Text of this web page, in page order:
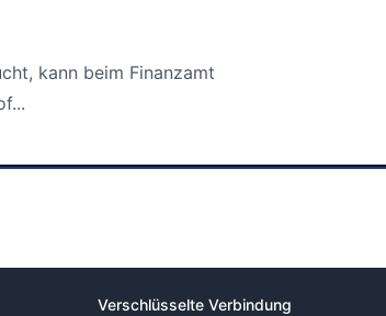
kann beim Finanzamt
Verschlüsselte Verbindung